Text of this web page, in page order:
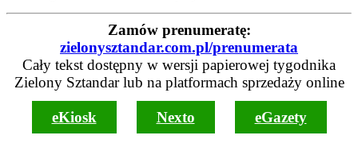
Zamów prenumeratę:
zielonysztandar.com.pl/prenumerata
Cały tekst dostępny w wersji papierowej tygodnika
Zielony Sztandar lub na platformach sprzedaży online
eKiosk Nexto eGazety